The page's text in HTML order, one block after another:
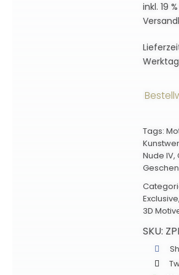
inkl. 19
ab einem
Tags:
Nude IV,
Exclusive,
3D
SKU: